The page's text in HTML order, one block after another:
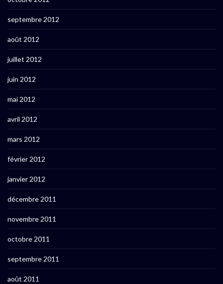
septembre 2012
août 2012
juillet 2012
juin 2012
mai 2012
avril 2012
mars 2012
février 2012
janvier 2012
décembre 2011
novembre 2011
octobre 2011
septembre 2011
août 2011